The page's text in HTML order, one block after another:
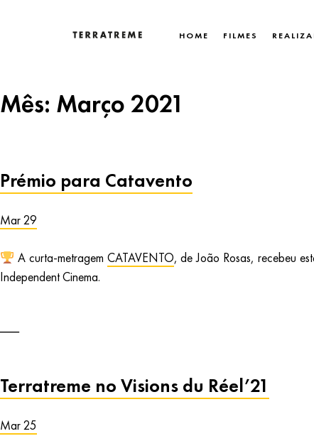
HOME FILMES
Mês: Março 2021
Prémio para Catavento
Mar 29
A curta-metragem CATAVENTO, de João Rosas, recebeu
Independent Cinema.
Terratreme no Visions du Réel’21
Mar 25